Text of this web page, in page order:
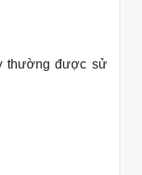
thường được sử